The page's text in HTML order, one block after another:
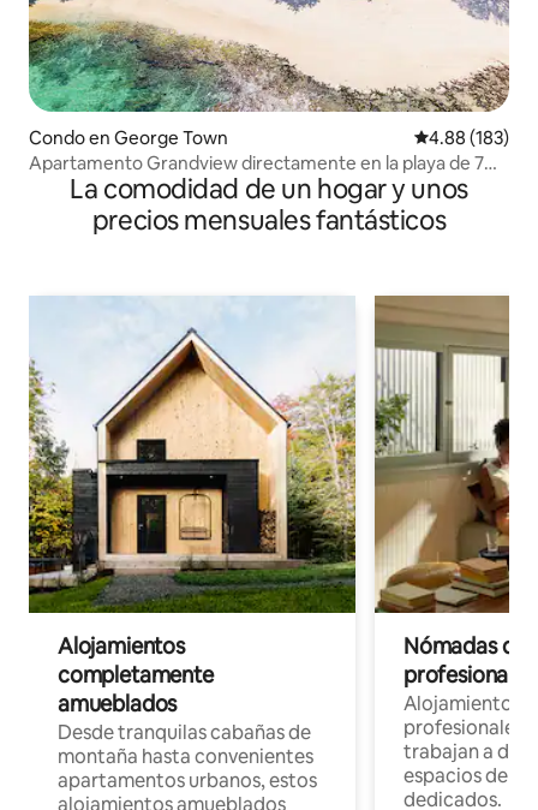
Condo en George Town Calificación
4.88 (183)
Apartamento Grandview directamente en la playa de 7
millasLa comodidad de un hogar y unos
precios mensuales fantásticos
Alojamientos
completamente
amueblados
Desde tranquilas cabañas de
montaña hasta convenientes
apartamentos urbanos, estos
Nómadas
Alojamientos
profesionales
trabajan a
espacios de
dedicados.